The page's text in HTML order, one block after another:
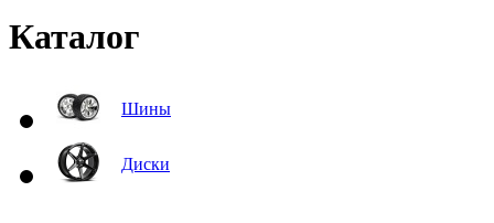
Каталог
Шины
Диски